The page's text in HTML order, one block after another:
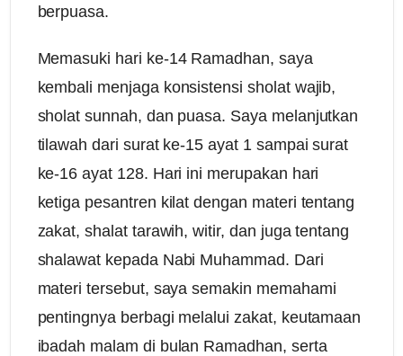
berpuasa.
Memasuki hari ke-14 Ramadhan, saya
kembali menjaga konsistensi sholat wajib,
sholat sunnah, dan puasa. Saya melanjutkan
tilawah dari surat ke-15 ayat 1 sampai surat
ke-16 ayat 128. Hari ini merupakan hari
ketiga pesantren kilat dengan materi tentang
zakat, shalat tarawih, witir, dan juga tentang
shalawat kepada Nabi Muhammad. Dari
materi tersebut, saya semakin memahami
pentingnya berbagi melalui zakat, keutamaan
ibadah malam di bulan Ramadhan, serta